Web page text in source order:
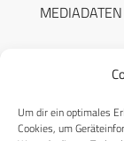
Um dir ein optimales
Cookies, um
MEDIADATEN